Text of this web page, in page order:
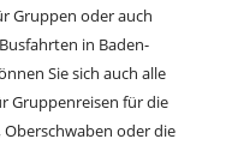
Gruppen oder auch
in Baden-
Sie sich auch alle
Gruppenreisen für die
Oberschwaben oder die